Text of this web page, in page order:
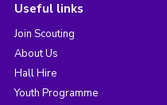
Useful links
Join Scouting
About Us
Hall Hire
Youth Programme